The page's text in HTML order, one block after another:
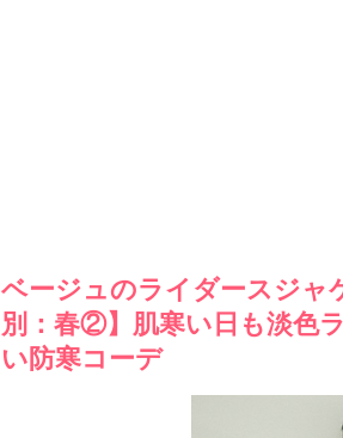
ベージュのライダースジャ
別：春②】肌寒い日も淡色
い防寒コーデ